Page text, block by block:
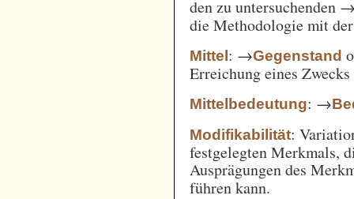
den zu untersuchenden
die Methodologie mit
Mittel: →Gegenstand
Erreichung eines
Mittelbedeutung: →
Modifikabilität:
festgelegten Merkmals,
Ausprägungen des
führen kann.